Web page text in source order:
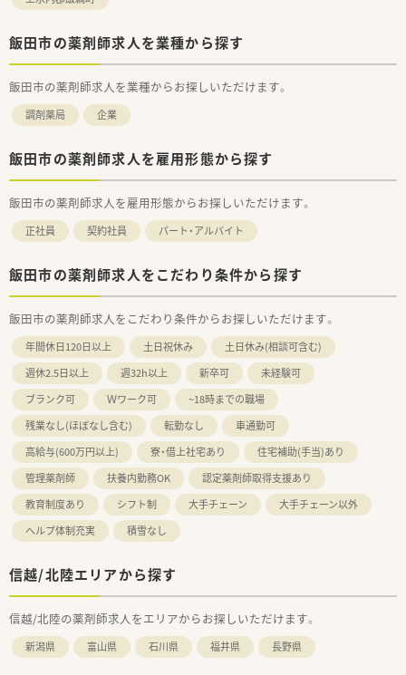
飯田市の薬剤師求人を業種から探す
飯田市の薬剤師求人を業種からお探しいただけます。
調剤薬局 企業
飯田市の薬剤師求人を雇用形態から探す
飯田市の薬剤師求人を雇用形態からお探しいただけます。
正社員 契約社員 パート・アルバイト
飯田市の薬剤師求人をこだわり条件から探す
飯田市の薬剤師求人をこだわり条件からお探しいただけます。
年間休日120日以上 土日祝休み
土日休み(相談可含む)
週休2.5日以上
週32h以上 新卒可
未経験可
ブランク可
Ｗワーク可
~18時までの職場
残業なし(ほぼなし含む)
転勤なし
車通勤可
高給与(600万円以上)
寮・借上社宅あり
住宅補助(手当)あり
管理薬剤師
扶養内勤務OK
認定薬剤師取得支援あり
教育制度あり
シフト制 大手チェーン
大手チェーン以外
ヘルプ体制充実
積雪なし
信越/北陸エリアから探す
信越/北陸の薬剤師求人をエリアからお探しいただけます。
新潟県 富山県 石川県 福井県 長野県